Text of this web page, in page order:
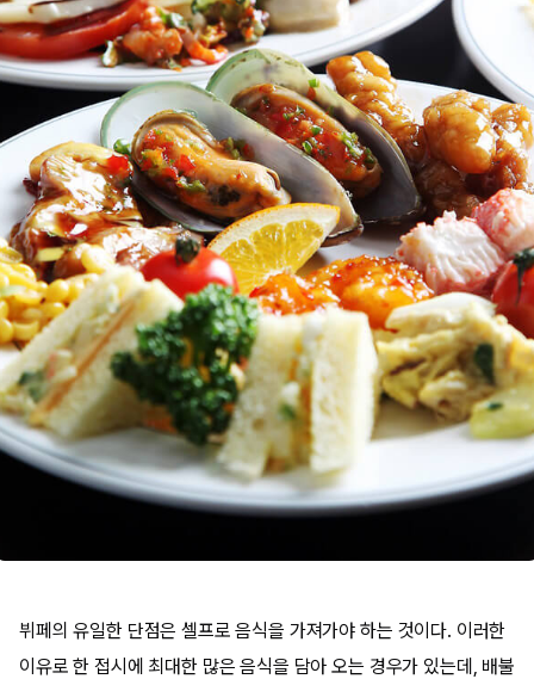
뷔페의 유일한 단점은 셀프로 음식을 가져가야 하는 것이다. 이러한
이유로 한 접시에 최대한 많은 음식을 담아 오는 경우가 있는데, 배불